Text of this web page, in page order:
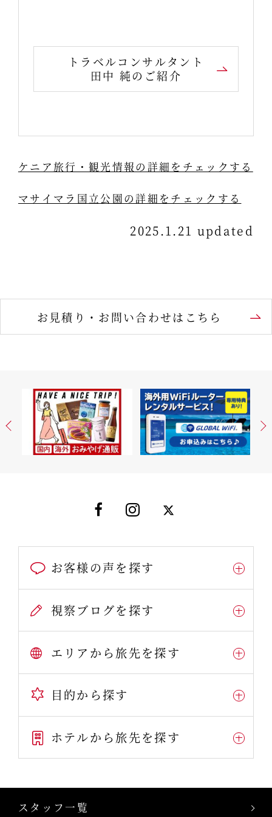
トラベルコンサルタント
田中 純のご紹介
ケニア旅行・観光情報の詳細をチェックする
マサイマラ国立公園の詳細をチェックする
2025.1.21 updated
お見積り・お問い合わせはこちら
お客様の声を探す
視察ブログを探す
エリアから旅先を探す
目的から探す
ホテルから旅先を探す
スタッフ一覧